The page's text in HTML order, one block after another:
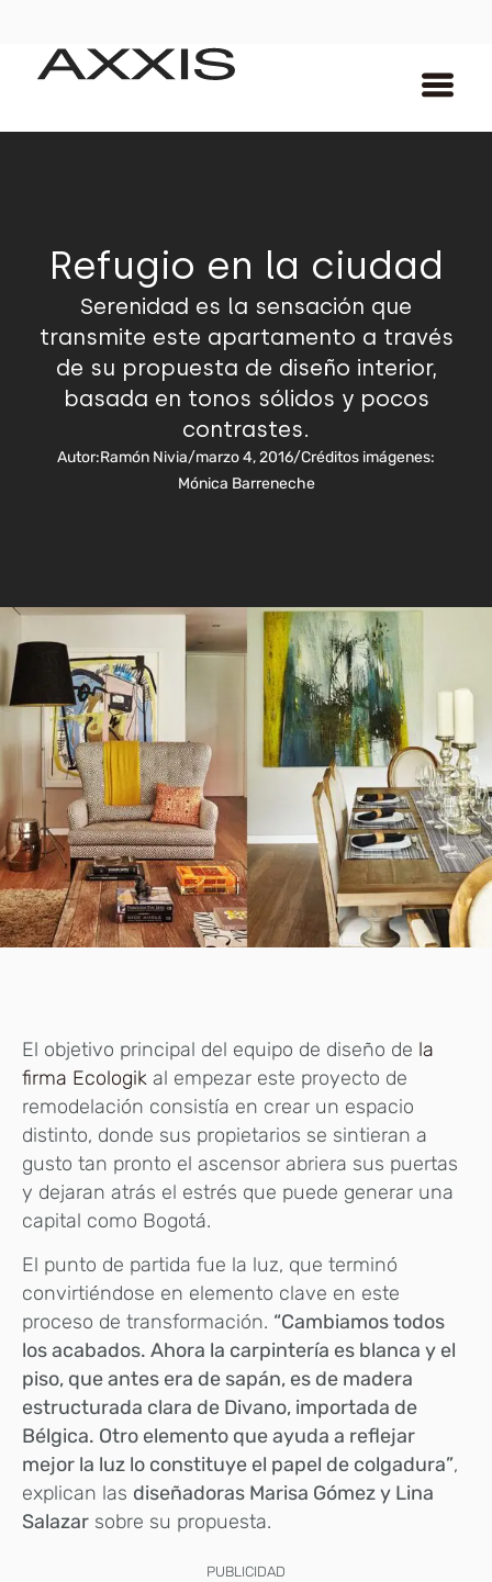
Refugio en la ciudad
Serenidad es la sensación que
transmite este apartamento a través
de su propuesta de diseño interior,
basada en tonos sólidos y pocos
contrastes.
Autor:Ramón Nivia/marzo 4, 2016/Créditos imágenes:
Mónica Barreneche
El objetivo principal del equipo de diseño de la
firma Ecologik al empezar este proyecto de
remodelación consistía en crear un espacio
distinto, donde sus propietarios se sintieran a
gusto tan pronto el ascensor abriera sus puertas
y dejaran atrás el estrés que puede generar una
capital como Bogotá.
El punto de partida fue la luz, que terminó
convirtiéndose en elemento clave en este
proceso de transformación. “Cambiamos todos
los acabados. Ahora la carpintería es blanca y el
piso, que antes era de sapán, es de madera
estructurada clara de Divano, importada de
Bélgica. Otro elemento que ayuda a reflejar
mejor la luz lo constituye el papel de colgadura”,
explican las diseñadoras Marisa Gómez y Lina
Salazar sobre su propuesta.
PUBLICIDAD